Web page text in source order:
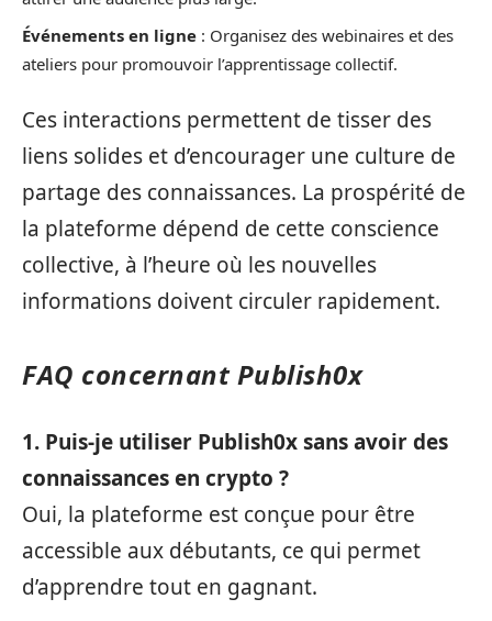
Événements en ligne : Organisez des webinaires et des
ateliers pour promouvoir l’apprentissage collectif.
Ces interactions permettent de tisser des
liens solides et d’encourager une culture de
partage des connaissances. La prospérité de
la plateforme dépend de cette conscience
collective, à l’heure où les nouvelles
informations doivent circuler rapidement.
FAQ concernant Publish0x
1. Puis-je utiliser Publish0x sans avoir des
connaissances en crypto ?
Oui, la plateforme est conçue pour être
accessible aux débutants, ce qui permet
d’apprendre tout en gagnant.